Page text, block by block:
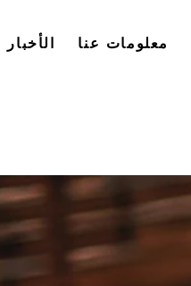
معلومات عنا الأخبار